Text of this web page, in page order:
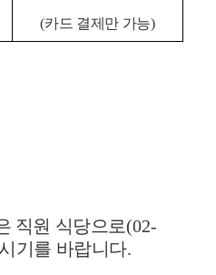
(카드 결제만 가능)
직원 식당으로(02-
기를 바랍니다.